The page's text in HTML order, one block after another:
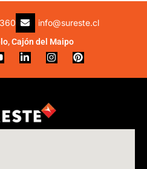
info@sureste.cl
Cajón del Maipo